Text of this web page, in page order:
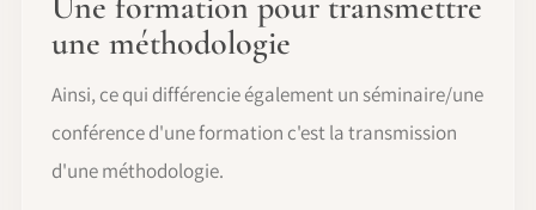
une méthodologie
Ainsi, ce qui différencie également un séminaire/une
conférence d'une formation c'est la transmission
d'une méthodologie.